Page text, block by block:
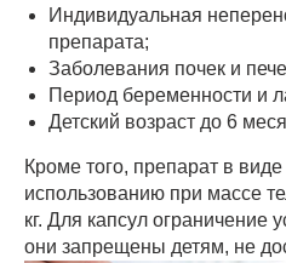
Индивидуальная
препарата;
Заболевания почек и
Период беременности и
Детский возраст до 6
Кроме того, препарат в
использованию при массе
кг. Для капсул ограничение
они запрещены детям, не